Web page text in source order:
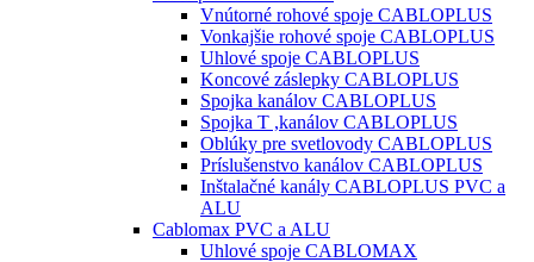
Vnútorné rohové spoje CABLOPLUS
Vonkajšie rohové spoje CABLOPLUS
Uhlové spoje CABLOPLUS
Koncové záslepky CABLOPLUS
Spojka kanálov CABLOPLUS
Spojka T ,kanálov CABLOPLUS
Oblúky pre svetlovody CABLOPLUS
Príslušenstvo kanálov CABLOPLUS
Inštalačné kanály CABLOPLUS PVC a
ALU
Cablomax PVC a ALU
Uhlové spoje CABLOMAX